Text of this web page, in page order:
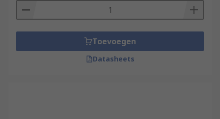
Toevoegen
Datasheets